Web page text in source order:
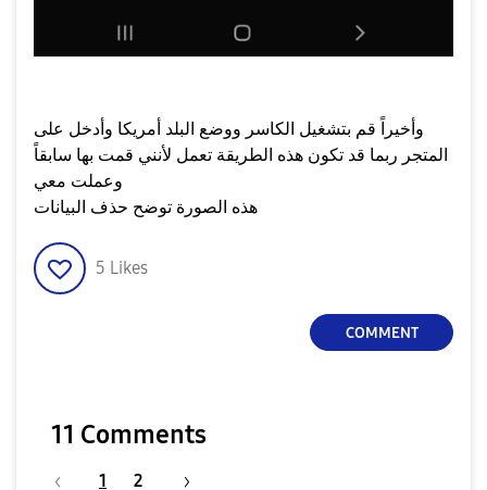
وأخيراً قم بتشغيل الكاسر ووضع البلد أمريكا وأدخل على
المتجر ربما قد تكون هذه الطريقة تعمل لأنني قمت بها سابقاً
وعملت معي
هذه الصورة توضح حذف البيانات
5 Likes
COMMENT
11 Comments
1 2